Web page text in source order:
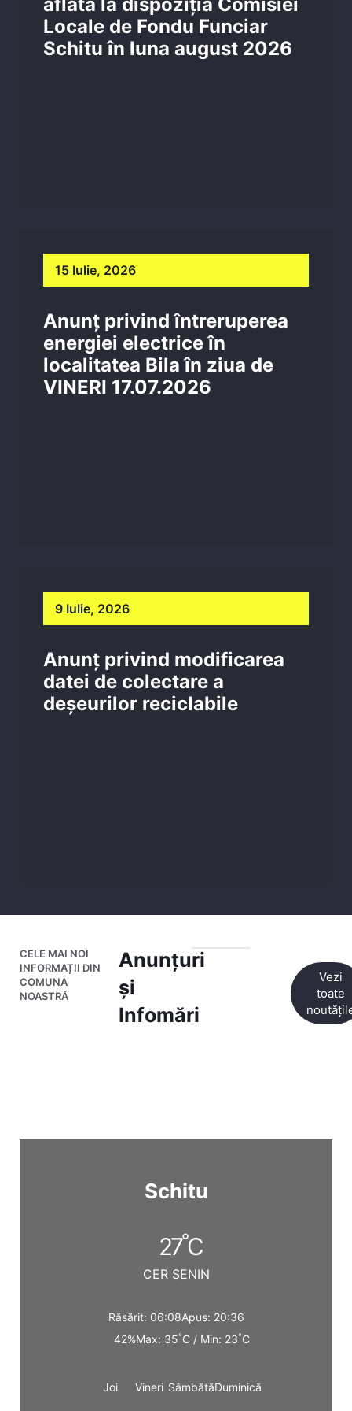
Locale de Fondu Funciar
Schitu în luna august 2026
15 Iulie, 2026
Anunț privind întreruperea
energiei electrice în
localitatea Bila în ziua de
VINERI 17.07.2026
9 Iulie, 2026
Anunț privind modificarea
datei de colectare a
deșeurilor reciclabile
CELE MAI NOI
INFORMAȚII DIN
COMUNA
NOASTRĂ
Anunțuri
și
Infomări
Vezi
toate
Schitu
27°C
CER SENIN
Răsărit: 06:08Apus: 20:36
42%Max: 35°C / Min: 23°C
Joi Vineri SâmbătăDuminică